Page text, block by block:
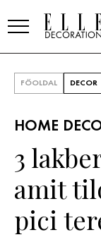
SZOBÁK
Konyha
Fürdőszoba
ÖTLETEK
SZÉP TEREK
FŐOLDAL DECOR
HOME
3
amit
pici